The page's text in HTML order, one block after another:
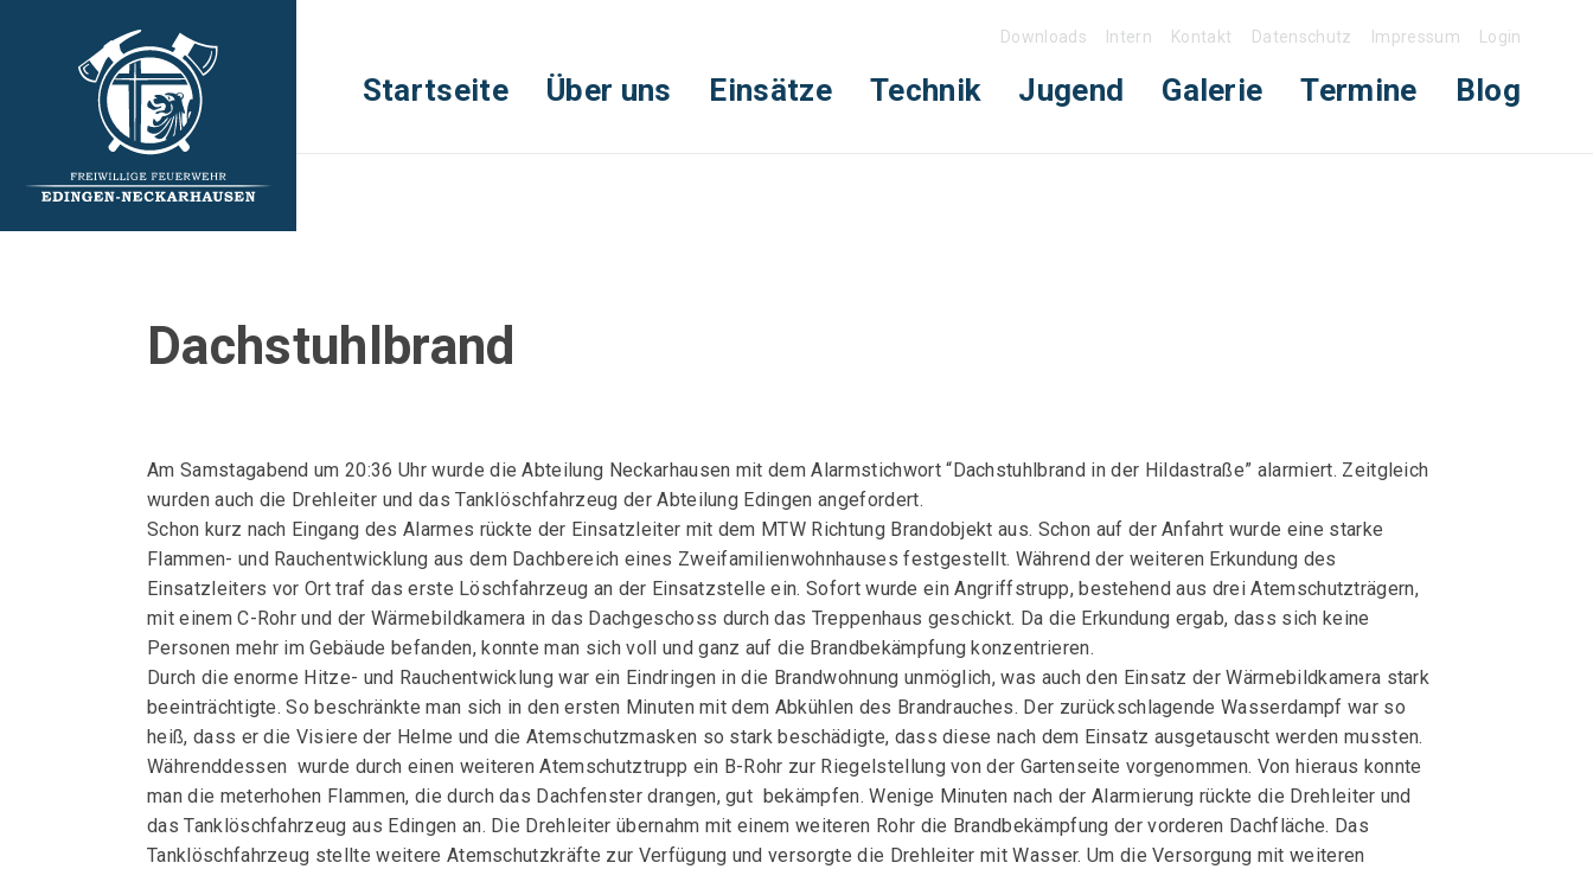
Downloads Intern Kontakt Datenschutz Impressum Login
Startseite Über uns Einsätze Technik Jugend Galerie Termine Blog
Dachstuhlbrand
Am Samstagabend um 20:36 Uhr wurde die Abteilung Neckarhausen mit dem Alarmstichwort “Dachstuhlbrand in der Hildastraße” alarmiert. Zeitgleich
wurden auch die Drehleiter und das Tanklöschfahrzeug der Abteilung Edingen angefordert.
Schon kurz nach Eingang des Alarmes rückte der Einsatzleiter mit dem MTW Richtung Brandobjekt aus. Schon auf der Anfahrt wurde eine starke
Flammen- und Rauchentwicklung aus dem Dachbereich eines Zweifamilienwohnhauses festgestellt. Während der weiteren Erkundung des
Einsatzleiters vor Ort traf das erste Löschfahrzeug an der Einsatzstelle ein. Sofort wurde ein Angriffstrupp, bestehend aus drei Atemschutzträgern,
mit einem C-Rohr und der Wärmebildkamera in das Dachgeschoss durch das Treppenhaus geschickt. Da die Erkundung ergab, dass sich keine
Personen mehr im Gebäude befanden, konnte man sich voll und ganz auf die Brandbekämpfung konzentrieren.
Durch die enorme Hitze- und Rauchentwicklung war ein Eindringen in die Brandwohnung unmöglich, was auch den Einsatz der Wärmebildkamera stark
beeinträchtigte. So beschränkte man sich in den ersten Minuten mit dem Abkühlen des Brandrauches. Der zurückschlagende Wasserdampf war so
heiß, dass er die Visiere der Helme und die Atemschutzmasken so stark beschädigte, dass diese nach dem Einsatz ausgetauscht werden mussten.
Währenddessen wurde durch einen weiteren Atemschutztrupp ein B-Rohr zur Riegelstellung von der Gartenseite vorgenommen. Von hieraus konnte
man die meterhohen Flammen, die durch das Dachfenster drangen, gut bekämpfen. Wenige Minuten nach der Alarmierung rückte die Drehleiter und
das Tanklöschfahrzeug aus Edingen an. Die Drehleiter übernahm mit einem weiteren Rohr die Brandbekämpfung der vorderen Dachfläche. Das
Tanklöschfahrzeug stellte weitere Atemschutzkräfte zur Verfügung und versorgte die Drehleiter mit Wasser. Um die Versorgung mit weiteren